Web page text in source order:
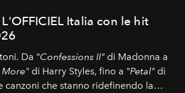
Italia con le hit
Da "Confessions II" di Madonna a
More" di Harry Styles, fino a "Petal" di
canzoni che stanno ridefinendo la